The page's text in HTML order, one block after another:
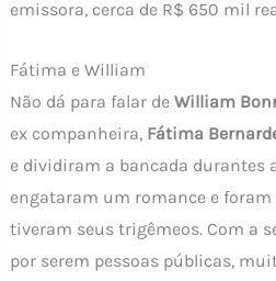
emissora, cerca de R$ 650 mil
Fátima e William
Não dá para falar de William
ex companheira, Fátima
e dividiram a bancada durantes
engataram um romance e foram
tiveram seus trigêmeos. Com a
por serem pessoas públicas,